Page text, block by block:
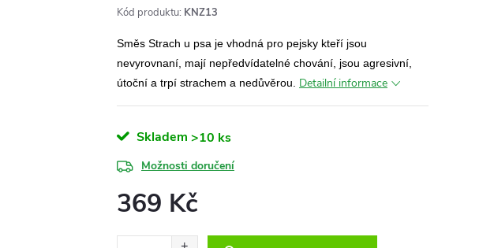
Kód produktu: KNZ13
Směs Strach u psa je vhodná pro pejsky kteří jsou
nevyrovnaní, mají nepředvídatelné chování, jsou agresivní,
útoční a trpí strachem a nedůvěrou.
Detailní informace
Skladem >10 ks
Možnosti doručení
369 Kč